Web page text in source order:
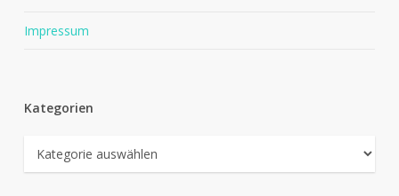
Impressum
Kategorien
Kategorien